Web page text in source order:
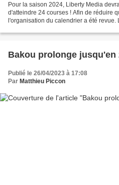
Pour la saison 2024, Liberty Media
d'atteindre 24 courses ! Afin de réduire
l'organisation du calendrier a été revue.
Bakou prolonge jusqu'en
Publié le 26/04/2023 à 17:08
Par Matthieu Piccon